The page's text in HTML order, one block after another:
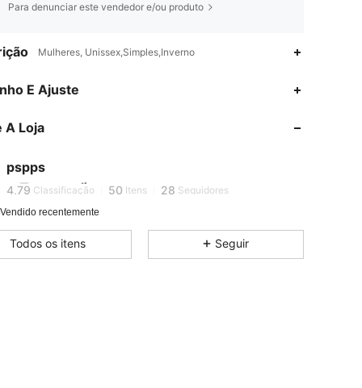
Para denunciar este vendedor e/ou produto
Mulheres, Unissex,Simples,Inverno
E Ajuste
A Loja
pspps
9***0
4,79 Classificação 50 Itens 28 Seguidores
4,79 50 28
recentemente
Todos os itens Seguir